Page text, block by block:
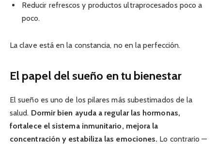
Reducir refrescos y productos ultraprocesados poco a
poco.
La clave está en la constancia, no en la perfección.
El papel del sueño en tu bienestar
El sueño es uno de los pilares más subestimados de la
salud. Dormir bien ayuda a regular las hormonas,
fortalece el sistema inmunitario, mejora la
concentración y estabiliza las emociones. Lo contrario —